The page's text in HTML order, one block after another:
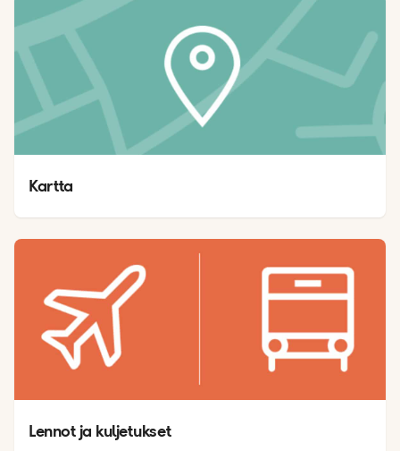
Lennot ja kuljetukset